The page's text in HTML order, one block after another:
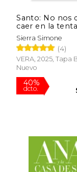
Santo: No nos
caer en la
Sierra Simone
(4)
VERA, 2025, Tapa
Nuevo